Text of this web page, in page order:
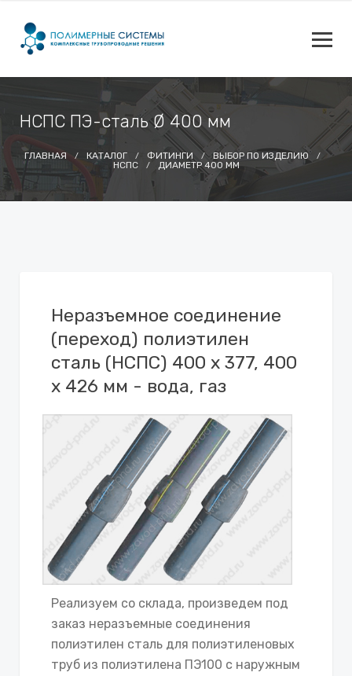
НСПС ПЭ-сталь Ø 400 мм
ГЛАВНАЯ КАТАЛОГ ФИТИНГИ
ВЫБОР ПО ИЗДЕЛИЮ
НСПС
ДИАМЕТР 400 ММ
Неразъемное соединение
(переход) полиэтилен
сталь (НСПС) 400 х 377, 400
х 426 мм - вода, газ
Реализуем со склада, произведем под
заказ неразъемные соединения
полиэтилен сталь для полиэтиленовых
труб из полиэтилена ПЭ100 с наружным